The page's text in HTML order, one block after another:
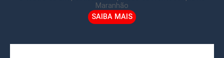
Maranhão
SAIBA MAIS